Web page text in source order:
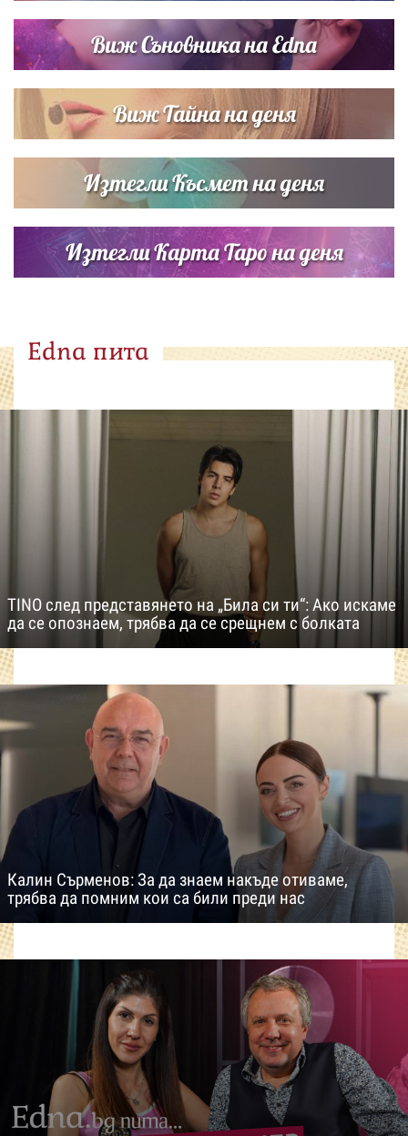
Виж Съновника на Edna
Виж Тайна на деня
Изтегли Късмет на деня
Изтегли Карта Таро на деня
Edna пита
TINO след представянето на „Била си ти“: Ако искаме
да се опознаем, трябва да се срещнем с болката
Калин Сърменов: За да знаем накъде отиваме,
трябва да помним кои са били преди нас